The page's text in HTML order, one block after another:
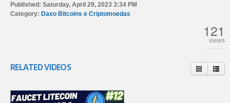
Published: Saturday, April 29, 2023 3:34 PM
Category: Daxo Bitcoins e Criptomoedas
121
views
RELATED VIDEOS